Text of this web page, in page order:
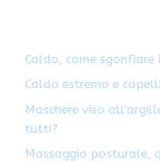
Caldo, come sgonfiare
Caldo estremo e
Maschere viso
tutti?
Massaggio posturale,